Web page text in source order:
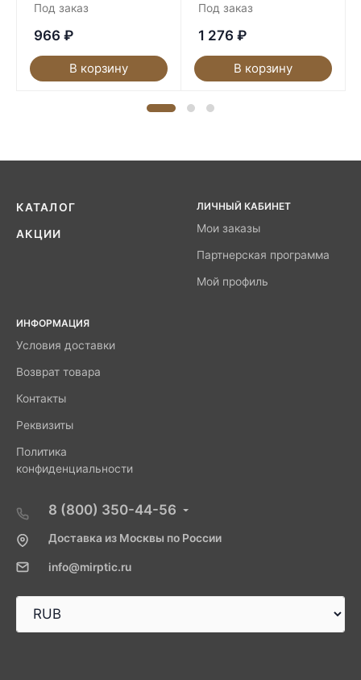
Под заказ
966 ₽
В корзину
Под заказ
1 276 ₽
В корзину
КАТАЛОГ
АКЦИИ
ЛИЧНЫЙ КАБИНЕТ
Мои заказы
Партнерская программа
Мой профиль
ИНФОРМАЦИЯ
Условия доставки
Возврат товара
Контакты
Реквизиты
Политика
конфиденциальности
8 (800) 350-44-56
Доставка из Москвы по России
info@mirptic.ru